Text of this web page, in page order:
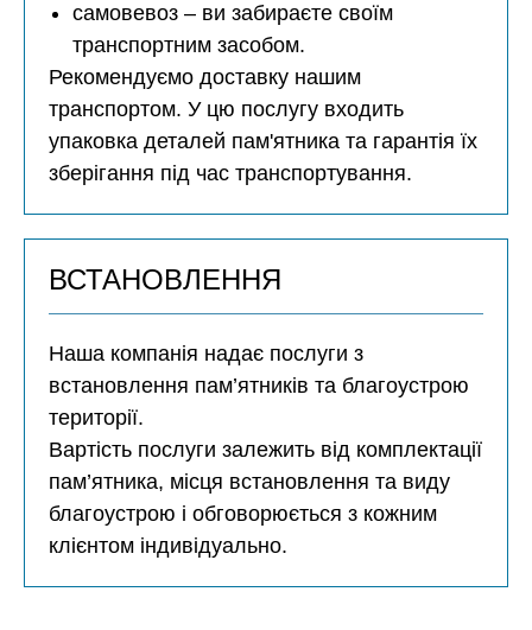
самовевоз – ви забираєте своїм
транспортним засобом.
Рекомендуємо доставку нашим
транспортом. У цю послугу входить
упаковка деталей пам'ятника та гарантія їх
зберігання під час транспортування.
ВСТАНОВЛЕННЯ
Наша компанія надає послуги з
встановлення пам’ятників та благоустрою
території.
Вартість послуги залежить від комплектації
пам’ятника, місця встановлення та виду
благоустрою і обговорюється з кожним
клієнтом індивідуально.